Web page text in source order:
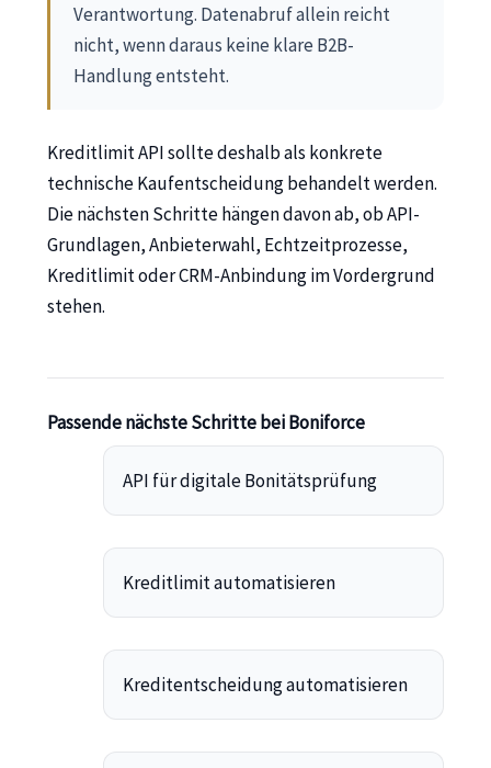
Verantwortung. Datenabruf allein reicht
nicht, wenn daraus keine klare B2B-
Handlung entsteht.
Kreditlimit API sollte deshalb als konkrete
technische Kaufentscheidung behandelt werden.
Die nächsten Schritte hängen davon ab, ob API-
Grundlagen, Anbieterwahl, Echtzeitprozesse,
Kreditlimit oder CRM-Anbindung im Vordergrund
stehen.
Passende nächste Schritte bei Boniforce
API für digitale Bonitätsprüfung
Kreditlimit automatisieren
Kreditentscheidung automatisieren